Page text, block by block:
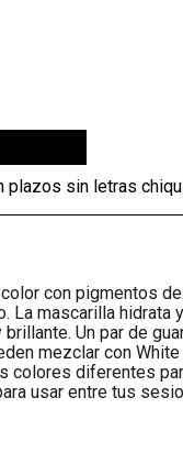
con pigmentos
La mascarilla hidrata
Un par de
mezclar con
colores diferentes
usar entre tus